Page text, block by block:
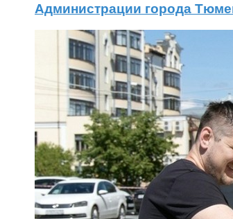
Администрации города